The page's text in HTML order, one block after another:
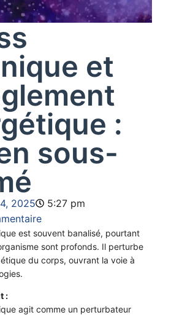
et
:
sous-
2025
5:27 pm
est souvent banalisé, pourtant
sont profonds. Il perturbe
du corps, ouvrant la voie à
:
agit comme un perturbateur